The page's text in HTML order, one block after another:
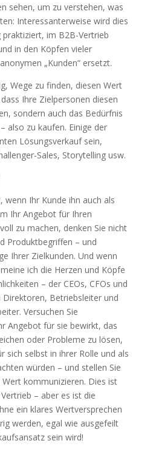
sehen, um zu verstehen, was
Interessanterweise wird dies
im B2B-Vertrieb
in den Köpfen vieler
„Kunden“ ersetzt.
Wege zu finden, diesen Wert
Ihre Zielpersonen diesen
sondern auch das Bedürfnis
also zu kaufen. Einige der
Lösungsverkauf sein,
Sales, Storytelling usw.
wenn Ihr Kunde ihn auch als
Ihr Angebot für Ihren
zu machen, denken Sie nicht
Produktbegriffen – und
Ihrer Zielkunden. Und wenn
ich die Herzen und Köpfe
– der CEOs, CFOs und
Direktoren, Betriebsleiter und
Versuchen Sie
Angebot für sie bewirkt, das
oder Probleme zu lösen,
sich selbst in ihrer Rolle und als
würden – und stellen Sie
Wert kommunizieren. Dies ist
– aber es ist die
ein klares Wertversprechen
werden, egal wie ausgefeilt
sein wird!